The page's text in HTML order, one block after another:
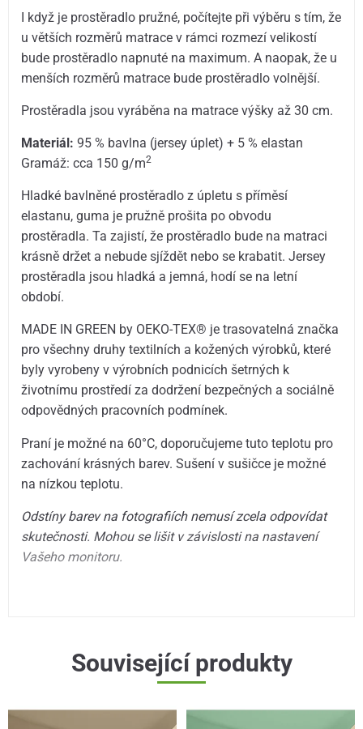
I když je prostěradlo pružné, počítejte při výběru s tím, že
u větších rozměrů matrace v rámci rozmezí velikostí
bude prostěradlo napnuté na maximum. A naopak, že u
menších rozměrů matrace bude prostěradlo volnější.
Prostěradla jsou vyráběna na matrace výšky až 30 cm.
Materiál: 95 % bavlna (jersey úplet) + 5 % elastan
Gramáž: cca 150 g/m2
Hladké bavlněné prostěradlo z úpletu s příměsí
elastanu, guma je pružně prošita po obvodu
prostěradla. Ta zajistí, že prostěradlo bude na matraci
krásně držet a nebude sjíždět nebo se krabatit. Jersey
prostěradla jsou hladká a jemná, hodí se na letní
období.
MADE IN GREEN by OEKO-TEX® je trasovatelná značka
pro všechny druhy textilních a kožených výrobků, které
byly vyrobeny v výrobních podnicích šetrných k
životnímu prostředí za dodržení bezpečných a sociálně
odpovědných pracovních podmínek.
Praní je možné na 60°C, doporučujeme tuto teplotu pro
zachování krásných barev. Sušení v sušičce je možné
na nízkou teplotu.
Odstíny barev na fotografiích nemusí zcela odpovídat
skutečnosti. Mohou se lišit v závislosti na nastavení
Vašeho monitoru.
Související produkty